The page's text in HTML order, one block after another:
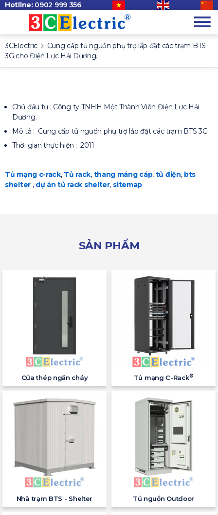
Hotline: 0902 999 356
3CElectric
Cung cấp tủ nguồn phụ trợ lắp đặt các trạm BTS
3G cho Điện Lực Hải Dương.
Chủ đầu tư : Công ty TNHH Một Thành Viên Điện Lực Hải
Dương.
Mô tả : Cung cấp tủ nguồn phụ trợ lắp đặt các trạm BTS 3G
Thời gian thực hiện : 2011
Tủ mạng c-rack, Tủ rack, thang máng cáp, tủ điện, bts
shelter, dự án tủ rack shelter, sitemap
SẢN PHẨM
Cửa thép ngăn cháy Tủ mạng C-Rack®
Nhà trạm BTS - Shelter Tủ nguồn Outdoor